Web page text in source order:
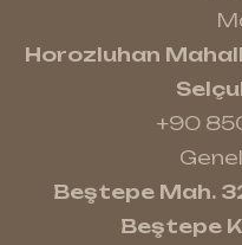
Horozluhan
+90
Beştepe Mah.
Beştepe